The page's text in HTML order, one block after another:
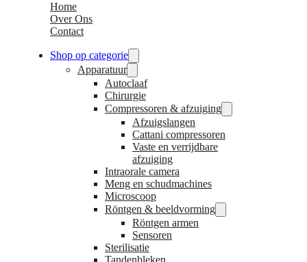
Home
Over Ons
Contact
Shop op categorie
Apparatuur
Autoclaaf
Chirurgie
Compressoren & afzuiging
Afzuigslangen
Cattani compressoren
Vaste en verrijdbare
afzuiging
Intraorale camera
Meng en schudmachines
Microscoop
Röntgen & beeldvorming
Röntgen armen
Sensoren
Sterilisatie
Tandenbleken